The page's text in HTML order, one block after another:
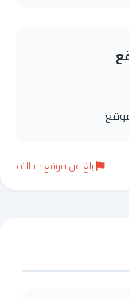
بلغ عن موقع مخالف